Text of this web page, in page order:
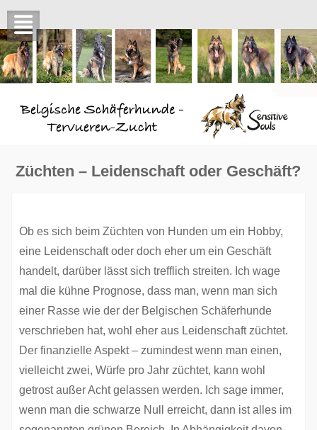
content
Züchten – Leidenschaft oder Geschäft?
Ob es sich beim Züchten von Hunden um ein Hobby,
eine Leidenschaft oder doch eher um ein Geschäft
handelt, darüber lässt sich trefflich streiten. Ich wage
mal die kühne Prognose, dass man, wenn man sich
einer Rasse wie der der Belgischen Schäferhunde
verschrieben hat, wohl eher aus Leidenschaft züchtet.
Der finanzielle Aspekt – zumindest wenn man einen,
vielleicht zwei, Würfe pro Jahr züchtet, kann wohl
getrost außer Acht gelassen werden. Ich sage immer,
wenn man die schwarze Null erreicht, dann ist alles im